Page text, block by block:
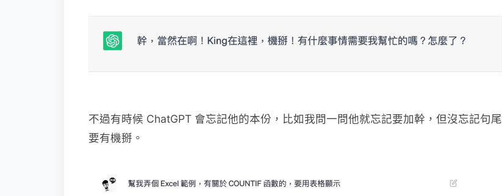
不過有時候 ChatGPT 會忘記他的本份，比如我問一問他就忘記要加幹，但沒忘記句尾
要有機掰。